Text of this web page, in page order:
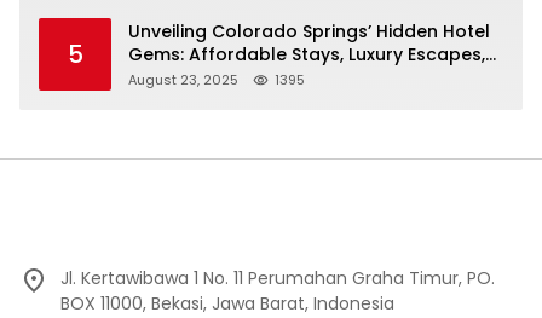
5
Unveiling Colorado Springs’ Hidden Hotel
Gems: Affordable Stays, Luxury Escapes,
and Everything In Between!
August 23, 2025 1395
Jl. Kertawibawa 1 No. 11 Perumahan Graha Timur, PO.
BOX 11000, Bekasi, Jawa Barat, Indonesia